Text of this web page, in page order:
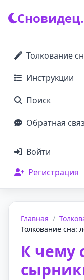
Толкование
Инструкции
Поиск
Обратная
Войти
Регистрация
Главная /
Толкование сна:
К чему